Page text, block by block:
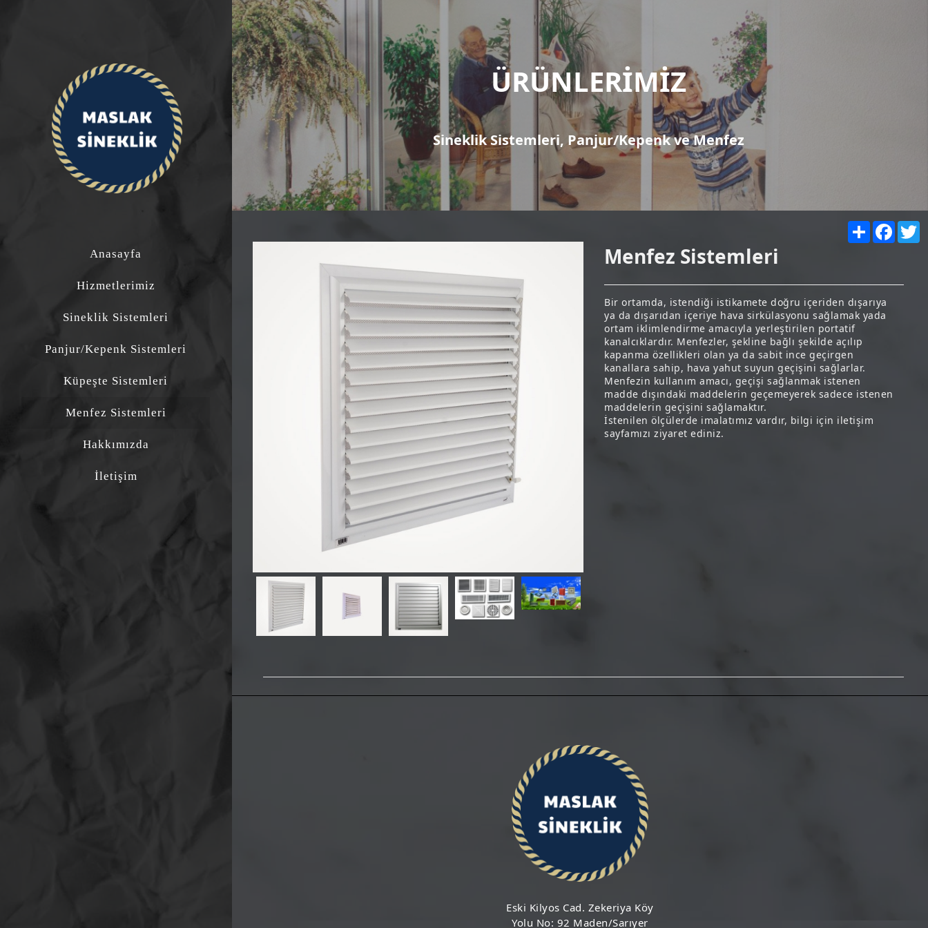
ÜRÜNLERİMİZ
Sineklik Sistemleri, Panjur/Kepenk ve Menfez
Menfez Sistemleri
Bir ortamda, istendiği istikamete doğru içeriden dışarıya
ya da dışarıdan içeriye hava sirkülasyonu sağlamak yada
ortam iklimlendirme amacıyla yerleştirilen portatif
kanalcıklardır. Menfezler, şekline bağlı şekilde açılıp
kapanma özellikleri olan ya da sabit ince geçirgen
kanallara sahip, hava yahut suyun geçişini sağlarlar.
Menfezin kullanım amacı, geçişi sağlanmak istenen
madde dışındaki maddelerin geçemeyerek sadece istenen
maddelerin geçişini sağlamaktır.
İstenilen ölçülerde imalatımız vardır, bilgi için iletişim
sayfamızı ziyaret ediniz.
Share
Anasayfa
Hizmetlerimiz
Sineklik Sistemleri
Panjur/Kepenk Sistemleri
Küpeşte Sistemleri
Menfez Sistemleri
Hakkımızda
İletişim
Eski Kilyos Cad. Zekeriya Köy
Yolu No: 92 Maden/Sarıyer